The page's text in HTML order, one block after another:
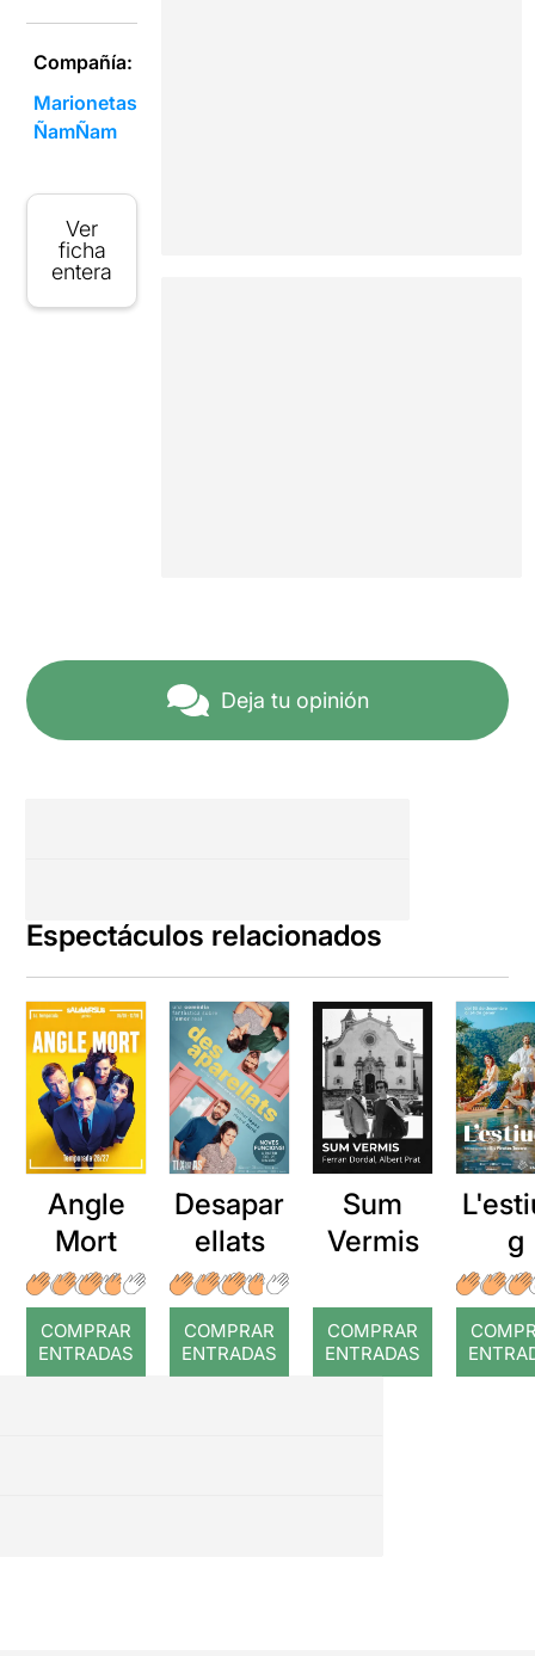
Compañía:
Marionetas
ÑamÑam
Ver
ficha
entera
Deja tu opinión
Espectáculos relacionados
Angle
Mort
COMPRAR
ENTRADAS
Desapar
ellats
COMPRAR
ENTRADAS
Sum
Vermis
COMPRAR
ENTRADAS
g